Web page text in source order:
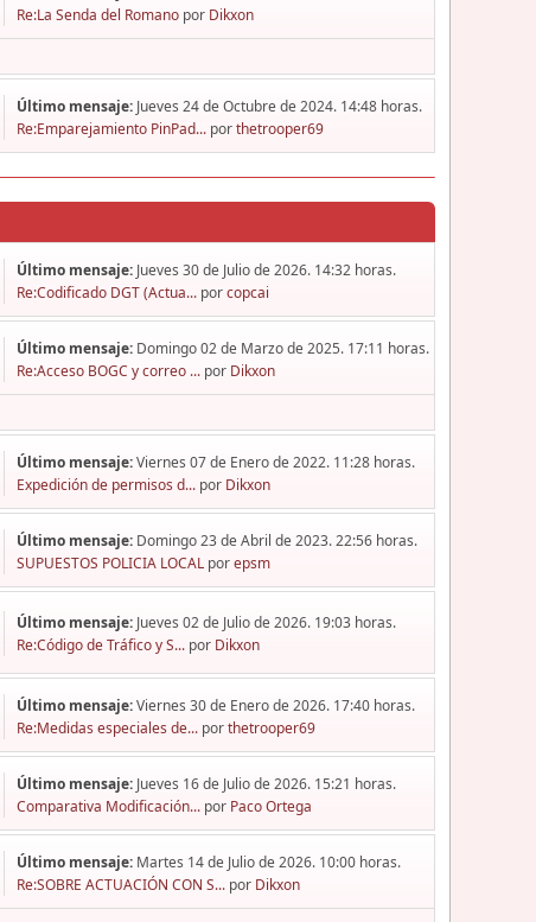
Re:La Senda del Romano por Dikxon
Último mensaje: Jueves 24 de Octubre de 2024. 14:48 horas.
Re:Emparejamiento PinPad... porthetrooper69
Último mensaje: Jueves 30 de Julio de 2026. 14:32 horas.
Re:Codificado DGT (Actua... porcopcai
Último mensaje: Domingo 02 de Marzo de 2025. 17:11 horas.
Re:Acceso BOGC y correo ... por Dikxon
Último mensaje:Viernes 07 de Enero de 2022. 11:28 horas.
Expedición de permisos d... por Dikxon
Último mensaje: Domingo 23 de Abril de 2023. 22:56 horas.
SUPUESTOS POLICIA LOCAL porepsm
Último mensaje: Jueves 02 de Julio de 2026. 19:03 horas.
Re:Código de Tráfico y S... por Dikxon
Último mensaje:Viernes 30 de Enero de 2026. 17:40 horas.
Re:Medidas especiales de... porthetrooper69
Último mensaje: Jueves 16 de Julio de 2026. 15:21 horas.
Comparativa Modificación... por Paco Ortega
Último mensaje: Martes 14 de Julio de 2026. 10:00 horas.
Re:SOBRE ACTUACIÓN CON S... por Dikxon